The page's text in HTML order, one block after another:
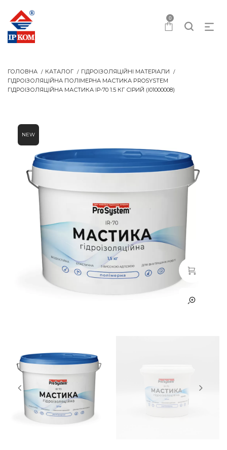
0
ГОЛОВНА КАТАЛОГ
ГІДРОІЗОЛЯЦІЙНІ МАТЕРІАЛИ
ГІДРОІЗОЛЯЦІЙНА ПОЛІМЕРНА МАСТИКА PROSYSTEM
ГІДРОІЗОЛЯЦІЙНА МАСТИКА IР-70 1.5 КГ СІРИЙ (I01000008)
NEW